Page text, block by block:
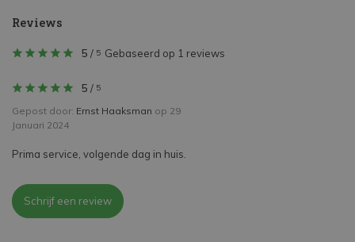
Reviews
5 / 5 Gebaseerd op 1 reviews
5 / 5
Gepost door: Ernst Haaksman op 29
Januari 2024
Prima service, volgende dag in huis.
Schrijf een review